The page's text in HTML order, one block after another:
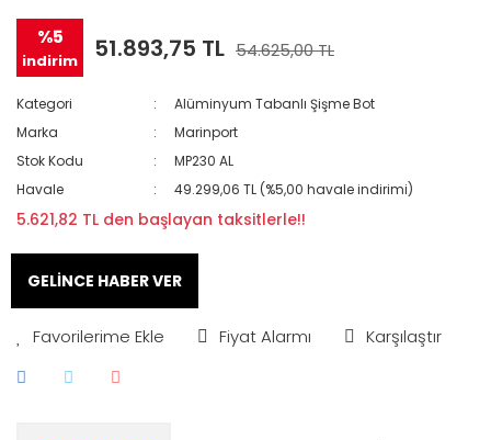
%5
indirim 51.893,75 TL 54.625,00 TL
Kategori
Alüminyum Tabanlı Şişme Bot
Marka
Marinport
Stok Kodu
MP230 AL
Havale
49.299,06 TL (%5,00 havale indirimi)
5.621,82 TL den başlayan taksitlerle!!
GELİNCE HABER VER
Fiyat Alarmı Karşılaştır